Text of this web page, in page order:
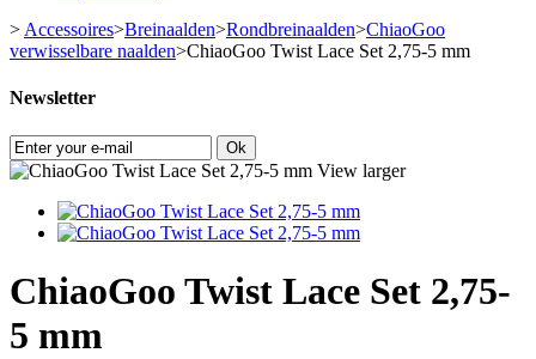
> Accessoires>Breinaalden>Rondbreinaalden>ChiaoGoo
verwisselbare naalden>ChiaoGoo Twist Lace Set 2,75-5 mm
Newsletter
Ok
View larger
ChiaoGoo Twist Lace Set 2,75-
5 mm